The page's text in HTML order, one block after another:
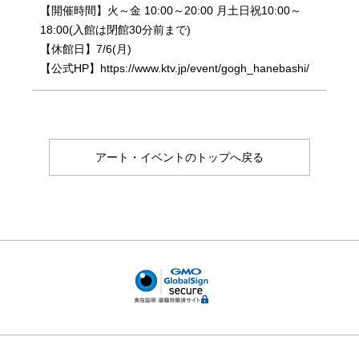
【開催時間】火～金 10:00～20:00 月土日祝10:00～
18:00(入館は閉館30分前まで)
【休館日】7/6(月)
【公式HP】https://www.ktv.jp/event/gogh_hanebashi/
アート・イベントのトップへ戻る